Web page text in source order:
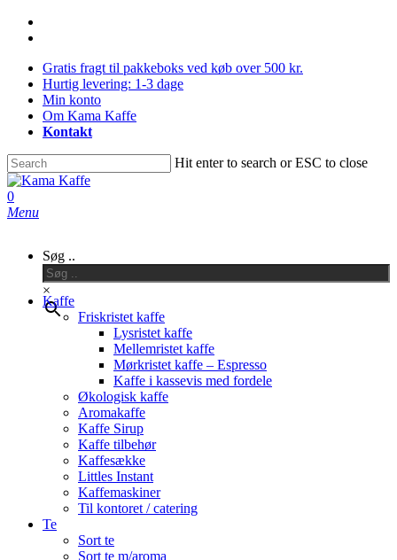
Skip
contentGratis fragt til pakkeboks ved køb over 500 kr.
Hurtig levering: 1-3 dage
Min konto
Om Kama Kaffe
Kontakt
Hit enter to search or ESC to close
Close
Search
0
Menu
Søg ..
×
Kaffe
Friskristet kaffe
Lysristet kaffe
Mellemristet kaffe
Mørkristet kaffe – Espresso
Kaffe i kassevis med fordele
Økologisk kaffe
Aromakaffe
Kaffe Sirup
Kaffe tilbehør
Kaffesække
Littles Instant
Kaffemaskiner
Til kontoret / catering
Te
Sort te
Sort te m/aroma